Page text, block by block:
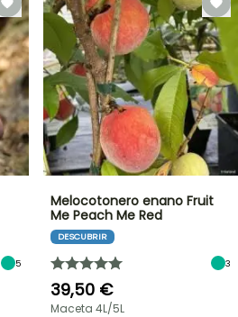
5
Melocotonero enano Fruit
Me Peach Me Red
DESCUBRIR
3
39,50 €
Maceta 4L/5L